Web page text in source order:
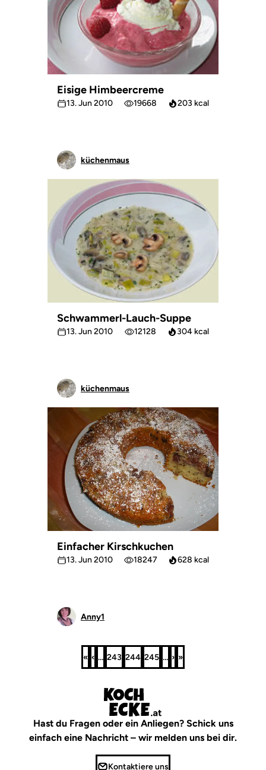
Eisige Himbeercreme
13. Jun 2010 19668 203 kcal
küchenmaus
Schwammerl-Lauch-Suppe
13. Jun 2010 12128 304 kcal
küchenmaus
Einfacher Kirschkuchen
13. Jun 2010 18247 628 kcal
Anny1
Erste
«
Vorherige
‹ …
Seite
243
Seite
244
Seite
245 … › »
Hast du Fragen oder ein Anliegen? Schick uns
einfach eine Nachricht – wir melden uns bei dir.
Kontaktiere uns